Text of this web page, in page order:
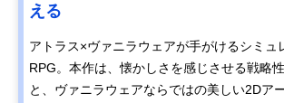
える
アトラス×ヴァニラウェアが手がけるシミュ
RPG。本作は、懐かしさを感じさせる戦略
と、ヴァニラウェアならではの美しい2Dア